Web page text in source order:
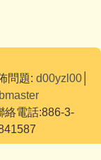
問題: d00yzl00│
絡電話:886-3-